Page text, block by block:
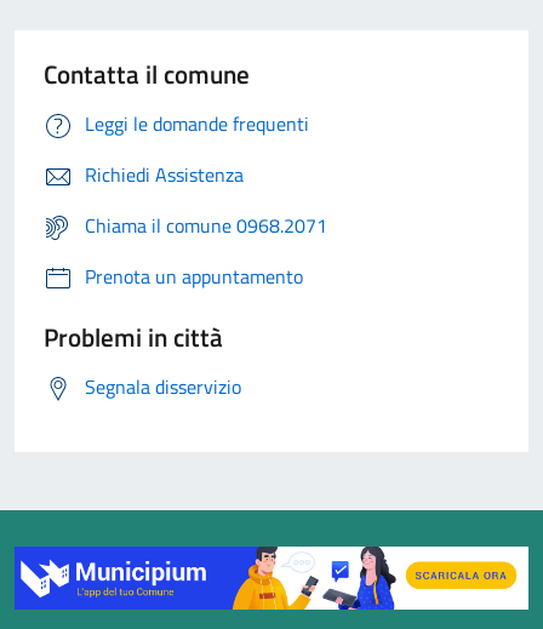
Contatta il comune
Leggi le domande frequenti
Richiedi Assistenza
Chiama il comune 0968.2071
Prenota un appuntamento
Problemi in città
Segnala disservizio